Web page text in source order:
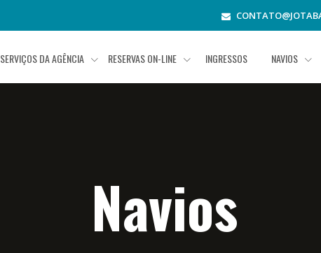
SERVIÇOS DA AGÊNCIA RESERVAS ON-LINE INGRESSOS NAVIOS
Navios